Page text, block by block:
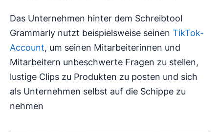
Das Unternehmen hinter dem Schreibtool
Grammarly nutzt beispielsweise seinen TikTok-
Account, um seinen Mitarbeiterinnen und
Mitarbeitern unbeschwerte Fragen zu stellen,
lustige Clips zu Produkten zu posten und sich
als Unternehmen selbst auf die Schippe zu
nehmen